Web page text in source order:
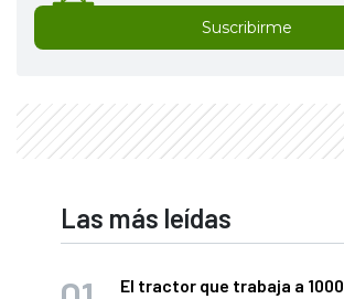
Suscribirme
Las más leídas
El tractor que trabaja a 1000